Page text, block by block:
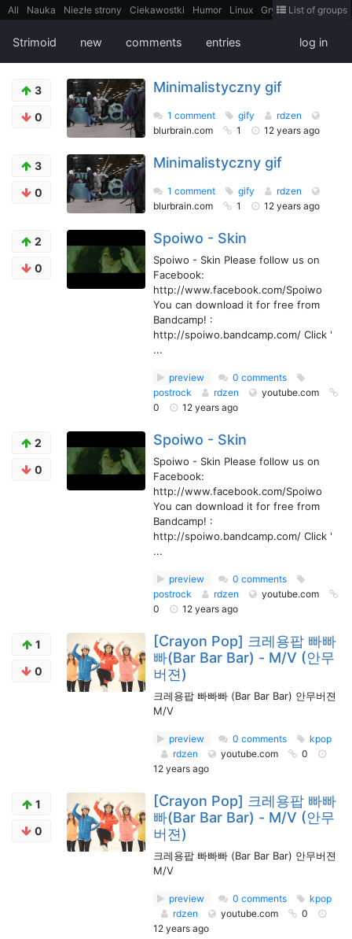
All Nauka Niezłe strony Ciekawostki Humor Linux Gry
Teh
Bezpieczeństwo
Książki Sugestie FotoHistoria
Truelolcontent
FilmyDokumentalne
gify
Cytaty Mapy Film Android itt Tradycyjne gry
List of groups
Strimoid new comments entries log in
3
0
Minimalistyczny gif
1 comment gify
rdzen
blurbrain.com
1 12 years ago
3
0
Minimalistyczny gif
1 comment gify
rdzen
blurbrain.com
1 12 years ago
2
0
Spoiwo - Skin
Spoiwo - Skin Please follow us on
Facebook:
http://www.facebook.com/Spoiwo
You can download it for free from
Bandcamp! :
http://spoiwo.bandcamp.com/ Click '
...
preview
0 comments
postrock
rdzen
youtube.com
0
12 years ago
2
0
Spoiwo - Skin
Spoiwo - Skin Please follow us on
Facebook:
http://www.facebook.com/Spoiwo
You can download it for free from
Bandcamp! :
http://spoiwo.bandcamp.com/ Click '
...
preview
0 comments
postrock
rdzen
youtube.com
0
12 years ago
1
0
[Crayon Pop] 크레용팝 빠빠
빠(Bar Bar Bar) - M/V (안무
버젼)
크레용팝 빠빠빠 (Bar Bar Bar) 안무버젼
M/V
preview 0 comments
kpop
rdzen
youtube.com
0
12 years ago
1
0
[Crayon Pop] 크레용팝 빠빠
빠(Bar Bar Bar) - M/V (안무
버젼)
크레용팝 빠빠빠 (Bar Bar Bar) 안무버젼
M/V
preview 0 comments
kpop
rdzen
youtube.com
0
12 years ago